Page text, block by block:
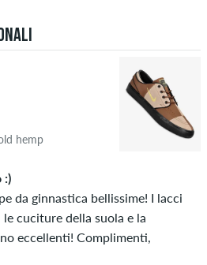
o i diritti d'autore, nonché
di terze parti non verranno
a stelle di un elemento mostra la
che ha effettivamente
le parole "acquisto verificato". Per
è stato verificato in base ai loro
un segno di spunta verde, non
possieda o abbia
hemp
:)
da ginnastica bellissime! I lacci
cuciture della suola e la
eccellenti! Complimenti,